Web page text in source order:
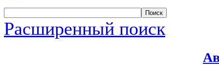
Расширенный поиск